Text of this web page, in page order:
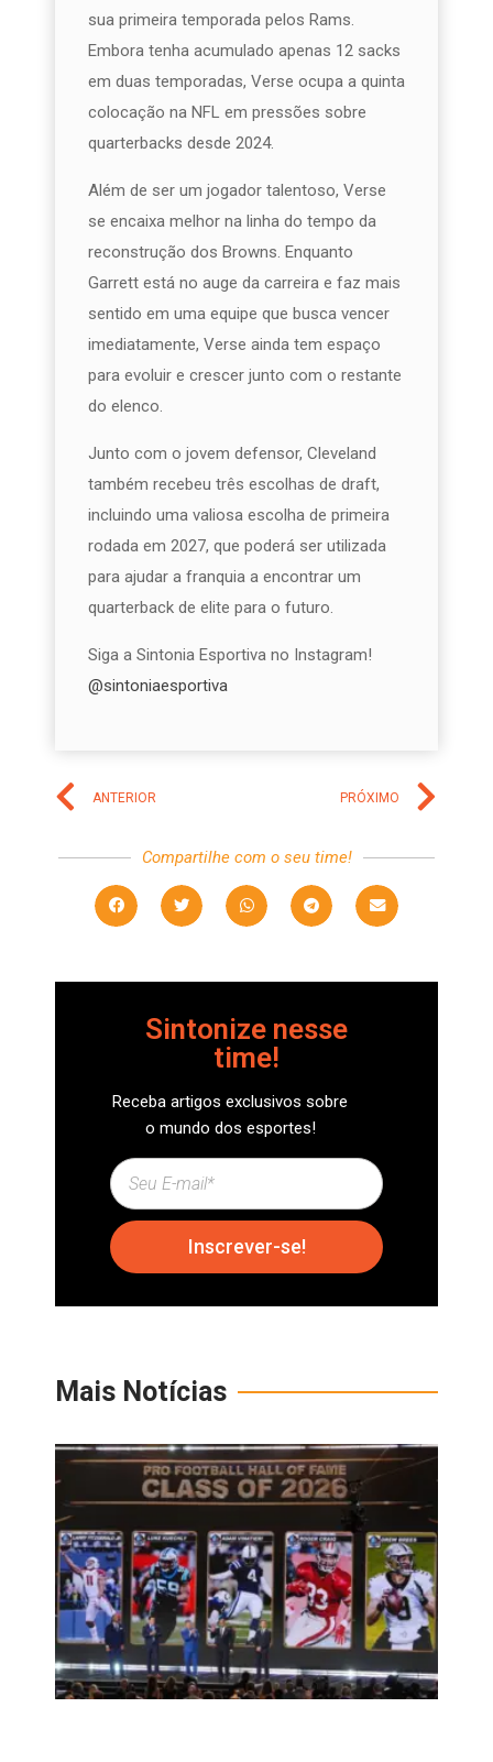
sua primeira temporada pelos Rams.
Embora tenha acumulado apenas 12 sacks
em duas temporadas, Verse ocupa a quinta
colocação na NFL em pressões sobre
quarterbacks desde 2024.
Além de ser um jogador talentoso, Verse
se encaixa melhor na linha do tempo da
reconstrução dos Browns. Enquanto
Garrett está no auge da carreira e faz mais
sentido em uma equipe que busca vencer
imediatamente, Verse ainda tem espaço
para evoluir e crescer junto com o restante
do elenco.
Junto com o jovem defensor, Cleveland
também recebeu três escolhas de draft,
incluindo uma valiosa escolha de primeira
rodada em 2027, que poderá ser utilizada
para ajudar a franquia a encontrar um
quarterback de elite para o futuro.
Siga a Sintonia Esportiva no Instagram!
@sintoniaesportiva
ANTERIOR PRÓXIMO
Compartilhe com o seu time!
Sintonize nesse
time!
Receba artigos exclusivos sobre
o mundo dos esportes!
Inscrever-se!
Mais Notícias